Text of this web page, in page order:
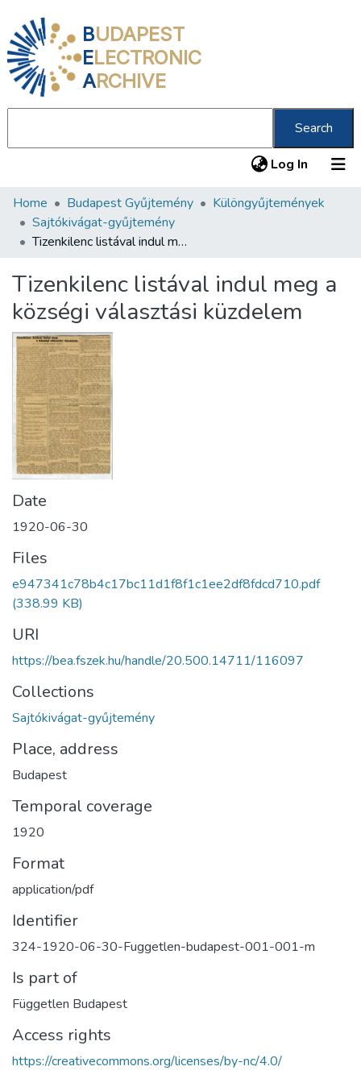
BUDAPEST
ELECTRONIC
ARCHIVE
Search
Log In (current)
Communities & Collections
All of DSpace
About us
Home Budapest Gyűjtemény
Különgyűjtemények
Sajtókivágat-gyűjtemény
Tizenkilenc listával indul meg a községi választási küzdelem
Tizenkilenc listával indul meg a
községi választási küzdelem
Date
1920-06-30
Files
e947341c78b4c17bc11d1f8f1c1ee2df8fdcd710.pdf
(338.99 KB)
URI
https://bea.fszek.hu/handle/20.500.14711/116097
Collections
Sajtókivágat-gyűjtemény
Place, address
Budapest
Temporal coverage
1920
Format
application/pdf
Identifier
324-1920-06-30-Fuggetlen-budapest-001-001-m
Is part of
Független Budapest
Access rights
https://creativecommons.org/licenses/by-nc/4.0/